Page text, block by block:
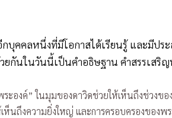
บุคคลหนึ่งที่มีโอกาสได้เรียนรู้ และมีปร
ยกันในวันนี้เป็นคำอธิษฐาน คำสรรเสริ
ะองค์” ในมุมของดาวิดช่วยให้เห็นถึงช่วงข
นถึงความยิ่งใหญ่ และการครอบครองของพร